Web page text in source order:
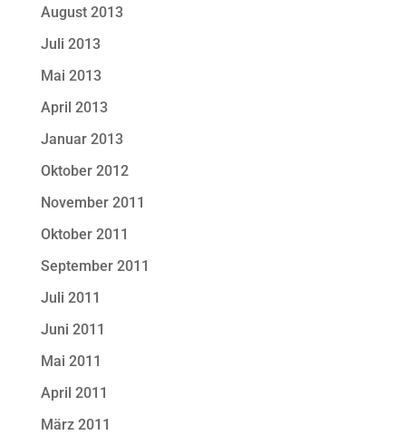
August 2013
Juli 2013
Mai 2013
April 2013
Januar 2013
Oktober 2012
November 2011
Oktober 2011
September 2011
Juli 2011
Juni 2011
Mai 2011
April 2011
März 2011